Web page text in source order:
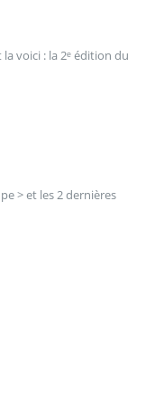
voici : la 2ᵉ édition du
> et les 2 dernières